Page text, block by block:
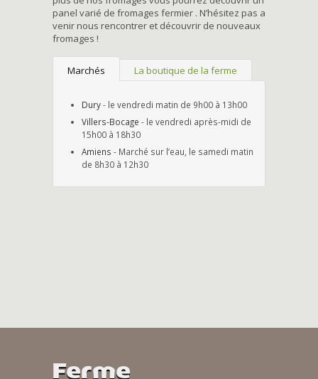
panel varié de fromages fermier . N’hésitez pas a
venir nous rencontrer et découvrir de nouveaux
fromages !
Marchés La boutique de la ferme
Dury- le vendredi matin de 9h00 à 13h00
Villers-Bocage - le vendredi après-midi de
15h00 à 18h30
Amiens - Marché sur l’eau, le samedi matin
de 8h30 à 12h30
Ferme